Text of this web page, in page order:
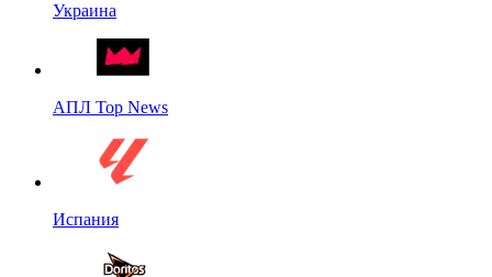
Украина
АПЛ Top News
Испания